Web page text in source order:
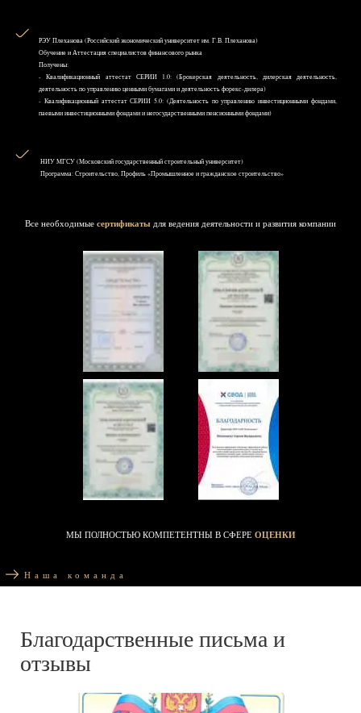
РЭУ Плеханова (Российский экономический университет им. Г.В. Плеханова)
Обучение и Аттестация специалистов финансового рынка
Получены:
- Квалификационный аттестат СЕРИИ 1.0: (Брокерская деятельность, дилерская деятельность,
деятельность по управлению ценными бумагами и деятельность форекс-дилера)
- Квалификационный аттестат СЕРИИ 5.0: (Деятельность по управлению инвестиционными фондами,
паевыми инвестиционными фондами и негосударственными пенсионными фондами)
НИУ MГСУ (Московский государственный строительный университет)
Программа: Строительство, Профиль «Промышленное и гражданское строительство»
Все необходимые сертификаты для ведения деятельности и развития компании
МЫ ПОЛНОСТЬЮ КОМПЕТЕНТНЫ В СФЕРЕ ОЦЕНКИ
Наша команда
Благодарственные письма и
отзывы